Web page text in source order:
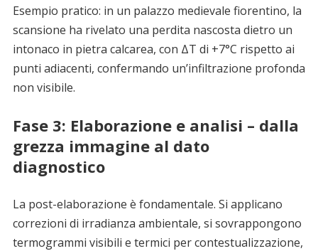
Esempio pratico: in un palazzo medievale fiorentino, la
scansione ha rivelato una perdita nascosta dietro un
intonaco in pietra calcarea, con ΔT di +7°C rispetto ai
punti adiacenti, confermando un’infiltrazione profonda
non visibile.
Fase 3: Elaborazione e analisi – dalla
grezza immagine al dato
diagnostico
La post-elaborazione è fondamentale. Si applicano
correzioni di irradianza ambientale, si sovrappongono
termogrammi visibili e termici per contestualizzazione,